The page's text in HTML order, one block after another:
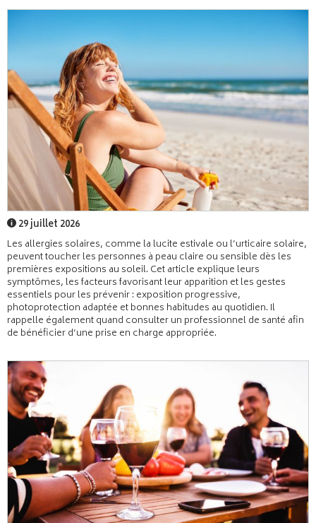
29 juillet 2026
Les allergies solaires, comme la lucite estivale ou l’urticaire solaire,
peuvent toucher les personnes à peau claire ou sensible dès les
premières expositions au soleil. Cet article explique leurs
symptômes, les facteurs favorisant leur apparition et les gestes
essentiels pour les prévenir : exposition progressive,
photoprotection adaptée et bonnes habitudes au quotidien. Il
rappelle également quand consulter un professionnel de santé afin
de bénéficier d’une prise en charge appropriée.